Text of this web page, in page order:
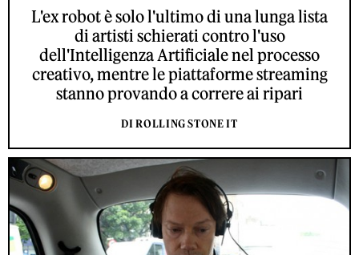
L'ex robot è solo l'ultimo di una lunga lista
di artisti schierati contro l'uso
dell'Intelligenza Artificiale nel processo
creativo, mentre le piattaforme streaming
stanno provando a correre ai ripari
DI ROLLING STONE IT